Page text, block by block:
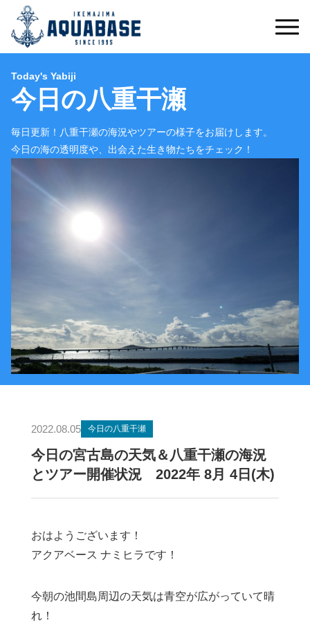
Today's Yabiji
今日の八重干瀬
毎日更新！八重干瀬の海況やツアーの様子をお届けします。
今日の海の透明度や、出会えた生き物たちをチェック！
2022.08.05 今日の八重干瀬
今日の宮古島の天気＆八重干瀬の海況
とツアー開催状況 2022年 8月 4日(木)
おはようございます！
アクアベース ナミヒラです！
今朝の池間島周辺の天気は青空が広がっていて晴
れ！